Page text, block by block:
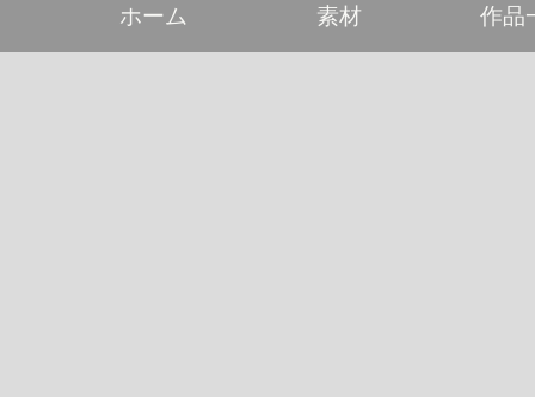
ホーム 素材 作品